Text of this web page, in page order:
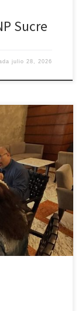
Sucre
julio 28, 2026
durante
luego del
de junio, una
(RSF), llegó a
dificultades del